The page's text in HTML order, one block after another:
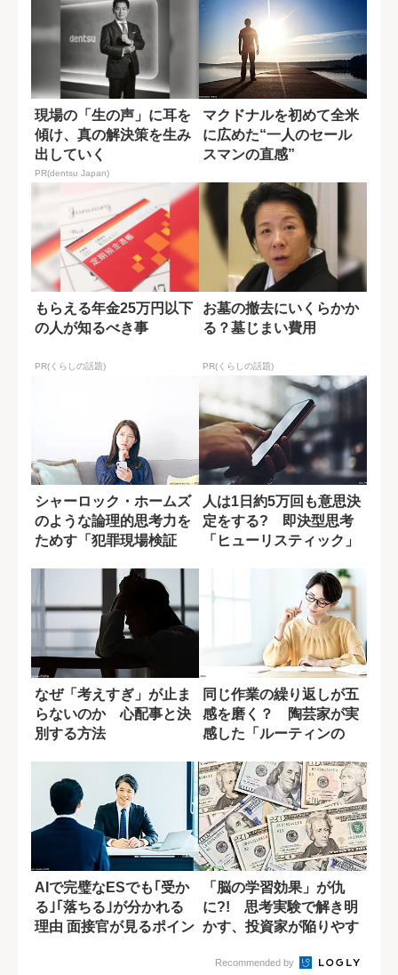
現場の「生の声」に耳を
傾け、真の解決策を生み
出していく
PR(dentsu Japan)
マクドナルを初めて全米
に広めた“一人のセール
スマンの直感”
もらえる年金25万円以下
の人が知るべき事
PR(くらしの話題)
お墓の撤去にいくらかか
る？墓じまい費用
PR(くらしの話題)
シャーロック・ホームズ
のような論理的思考力を
ためす「犯罪現場検証
人は1日約5万回も意思決
定をする? 即決型思考
「ヒューリスティック」
なぜ「考えすぎ」が止ま
らないのか 心配事と決
別する方法
同じ作業の繰り返しが五
感を磨く？ 陶芸家が実
感した「ルーティンの
AIで完璧なESでも｢受か
る｣｢落ちる｣が分かれる
理由 面接官が見るポイン
「脳の学習効果」が仇
に?! 思考実験で解き明
かす、投資家が陥りやす
Recommended by